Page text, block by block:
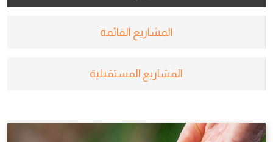
المشاريع القائمة
المشاريع المستقبلية